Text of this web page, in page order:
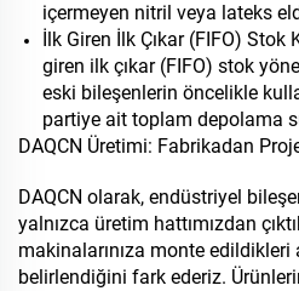
içermeyen nitril veya lateks
İlk Giren İlk Çıkar (FIFO)
giren ilk çıkar (FIFO) stok
eski bileşenlerin öncelikle
partiye ait toplam depolama
DAQCN Üretimi: Fabrikadan
DAQCN olarak, endüstriyel
yalnızca üretim hattımızdan
makinalarınıza monte
belirlendiğini fark ederiz.